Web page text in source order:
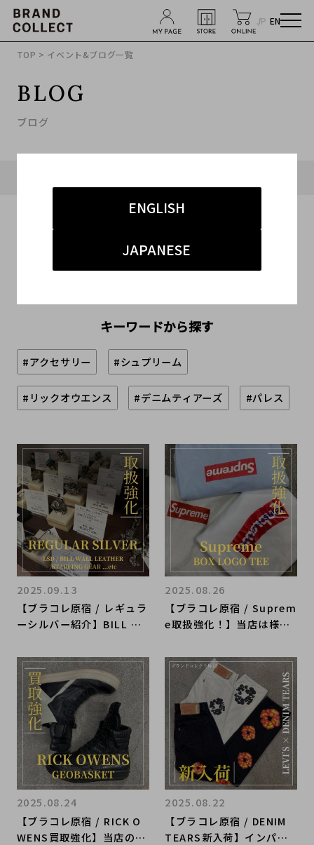
JP EN
ENGLISH
JAPANESE
TOP > イベント&ブログ一覧
BLOG
ブログ
キーワードから探す
#アクセサリー #シュプリーム
#リックオウエンス #デニムティアーズ #パレス
【ブラコレ原宿 / レギュラ
ーシルバー紹介】BILL WA
RLINGGEARなどBRAND C
OLLECT原宿店では、レギ
ュラーシルバーアイテムも
取り扱っております！！
2025.09.13
【ブラコレ原宿 / Suprem
e取扱強化！】当店は様々
ションアイテムを含む多数
のボックスロゴTシャツを
取り揃えております！
2025.08.26
【ブラコレ原宿 / RICK O
WENS買取強化】当店のRI
2025.08.24
【ブラコレ原宿 / DENIM
TEARS新入荷】インパク
2025.08.22